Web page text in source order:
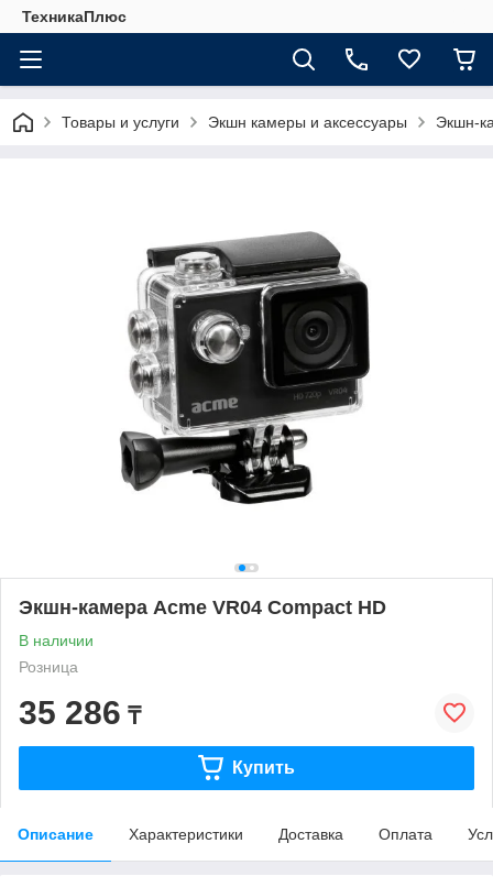
ТехникаПлюс
Товары и услуги Экшн камеры и аксессуары Экшн-
Экшн-камера Acme VR04 Compact HD
В наличии
Розница
35 286 ₸
Купить
Описание Характеристики Доставка Оплата